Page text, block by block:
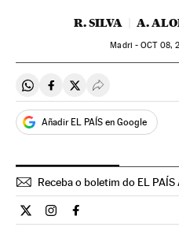
R. SILVA A.
Madri -OCT08,
Compartir en Whatsapp
Compartir en Facebook
Compartir en Twitter
Desplegar
Añadir EL PAÍS en Google
Receba o boletim do EL PAÍS
Internacional El País Brasil
Internacional El País
Internacional El